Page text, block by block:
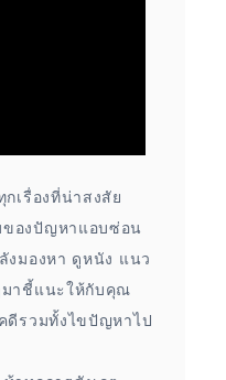
เรื่องที่น่าสงสัย
ของปัญหาแอบซ่อน
งมองหา ดูหนัง แนว
าชี้แนะให้กับคุณ
ดีรวมทั้งไขปัญหาไป